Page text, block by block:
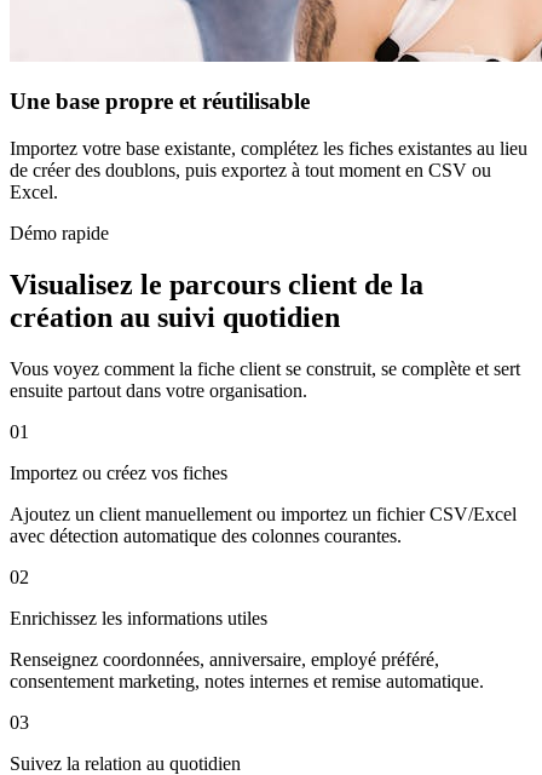
Une base propre et réutilisable
Importez votre base existante, complétez les fiches existantes au lieu
de créer des doublons, puis exportez à tout moment en CSV ou
Excel.
Démo rapide
Visualisez le parcours client de la
création au suivi quotidien
Vous voyez comment la fiche client se construit, se complète et sert
ensuite partout dans votre organisation.
01
Importez ou créez vos fiches
Ajoutez un client manuellement ou importez un fichier CSV/Excel
avec détection automatique des colonnes courantes.
02
Enrichissez les informations utiles
Renseignez coordonnées, anniversaire, employé préféré,
consentement marketing, notes internes et remise automatique.
03
Suivez la relation au quotidien